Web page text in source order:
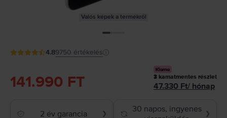
Valós képek a termékről
4.89750 értékelés
141.990 FT 3 kamatmentes részlet
47.330 Ft/ hónap
2 év garancia ❯
30 napos, ingyenes
❯